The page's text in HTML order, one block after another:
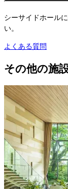
シーサイドホール
い。
よくある質問
その他の施